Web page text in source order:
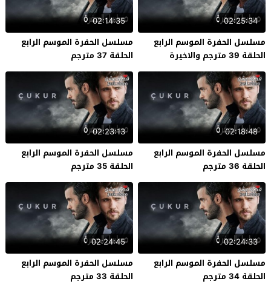
02:25:34
مسلسل الحفرة الموسم الرابع
الحلقة 39 مترجم والاخيرة
02:14:35
مسلسل الحفرة الموسم الرابع
الحلقة 37 مترجم
02:18:48
مسلسل الحفرة الموسم الرابع
الحلقة 36 مترجم
02:23:13
مسلسل الحفرة الموسم الرابع
الحلقة 35 مترجم
02:24:33
مسلسل الحفرة الموسم الرابع
الحلقة 34 مترجم
02:24:45
مسلسل الحفرة الموسم الرابع
الحلقة 33 مترجم